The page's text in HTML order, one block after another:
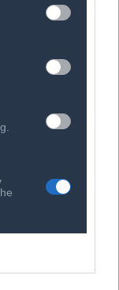
Προσωπικό &
- Μέλη
Μέλους